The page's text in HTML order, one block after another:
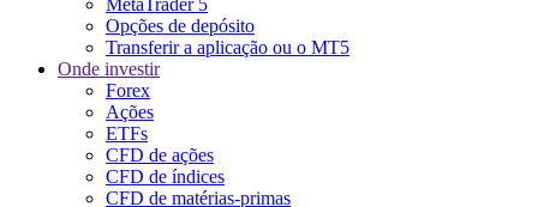
Opções de depósito
Transferir a aplicação ou o MT5
Onde investir
Forex
Ações
ETFs
CFD de ações
CFD de índices
CFD de matérias-primas